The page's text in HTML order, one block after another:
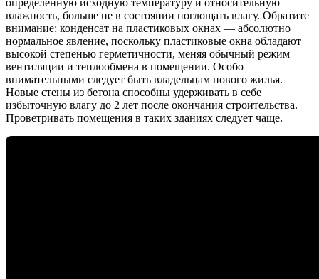
определённую исходную температуру и относительную
влажность, больше не в состоянии поглощать влагу. Обратите
внимание: конденсат на пластиковых окнах — абсолютно
нормальное явление, поскольку пластиковые окна обладают
высокой степенью герметичности, меняя обычный режим
вентиляции и теплообмена в помещении. Особо
внимательными следует быть владельцам нового жилья.
Новые стены из бетона способны удерживать в себе
избыточную влагу до 2 лет после окончания строительства.
Проветривать помещения в таких зданиях следует чаще.